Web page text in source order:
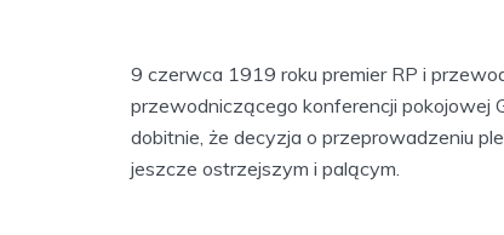
9 czerwca 1919 roku premier RP i
przewodniczącego konferencji pokojowej
dobitnie, że decyzja o przeprowadzeniu
jeszcze ostrzejszym i palącym.